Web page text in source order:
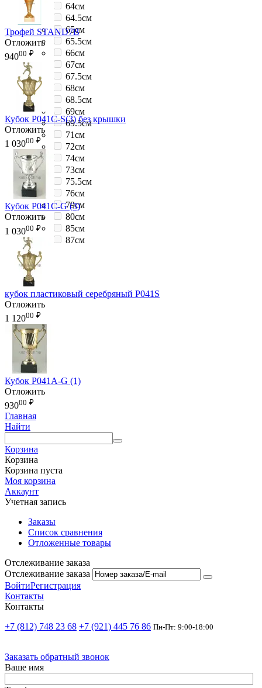
64см
64.5см
65см
65.5см
66см
67см
67.5см
68см
68.5см
69см
69.5см
71см
72см
74см
73см
75.5см
76см
79см
80см
85см
87см
Трофей STAND7B
Отложить
94000 ₽
Кубок P041C-S(3) без крышки
Отложить
1 03000 ₽
Кубок P041C-G (3)
Отложить
1 03000 ₽
кубок пластиковый серебряный P041S
Отложить
1 12000 ₽
Кубок P041A-G (1)
Отложить
93000 ₽
Главная
Найти
Корзина
Корзина
Корзина пуста
Моя корзина
Аккаунт
Учетная запись
Заказы
Список сравнения
Отложенные товары
Отслеживание заказа
Отслеживание заказа
ВойтиРегистрация
Контакты
Контакты
+7 (812) 748 23 68 +7 (921) 445 76 86 Пн-Пт: 9:00-18:00
Заказать обратный звонок
Ваше имя